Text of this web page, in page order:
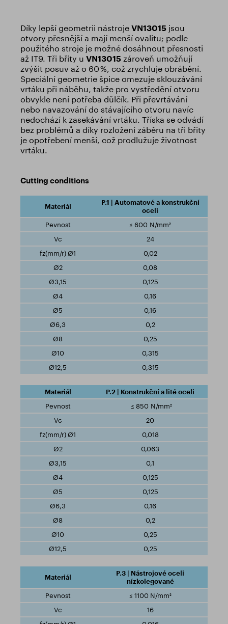
Díky lepší geometrii nástroje VN13015 jsou
otvory přesnější a mají menší ovalitu; podle
použitého stroje je možné dosáhnout přesnosti
až IT9. Tři břity u VN13015 zároveň umožňují
zvýšit posuv až o 60 %, což zrychluje obrábění.
Speciální geometrie špice omezuje sklouzávání
vrtáku při náběhu, takže pro vystředění otvoru
obvykle není potřeba důlčík. Při převrtávání
nebo navazování do stávajícího otvoru navíc
nedochází k zasekávání vrtáku. Tříska se odvádí
bez problémů a díky rozložení záběru na tři břity
je opotřebení menší, což prodlužuje životnost
vrtáku.
Cutting conditions
P.1 | Automatové a konstrukční
oceli
≤ 600 N/mm²
24
0,02
0,08
0,125
0,16
0,16
0,2
0,25
0,315
0,315
P.2 | Konstrukční a lité oceli
≤ 850 N/mm²
20
0,018
0,063
0,1
0,125
0,125
0,16
0,2
0,25
0,25
P.3 | Nástrojové oceli
nízkolegované
≤ 1100 N/mm²
16